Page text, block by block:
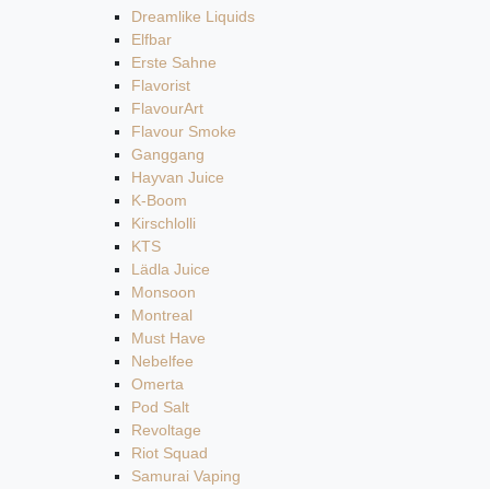
Dreamlike Liquids
Elfbar
Erste Sahne
Flavorist
FlavourArt
Flavour Smoke
Ganggang
Hayvan Juice
K-Boom
Kirschlolli
KTS
Lädla Juice
Monsoon
Montreal
Must Have
Nebelfee
Omerta
Pod Salt
Revoltage
Riot Squad
Samurai Vaping